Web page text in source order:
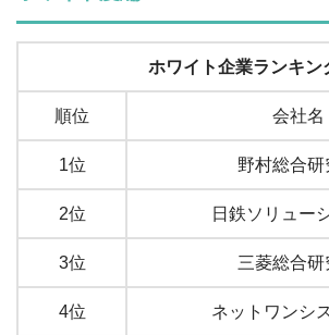
ホワイト企業ランキン
順位 会社名
1位 野村総合研
2位 日鉄ソリュー
3位 三菱総合研
4位 ネットワンシ